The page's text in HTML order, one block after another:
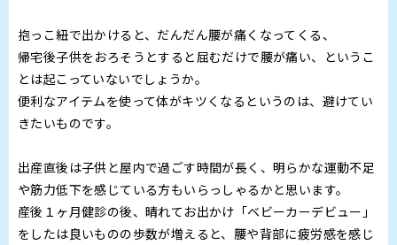
抱っこ紐で出かけると、だんだん腰が痛くなってくる、
帰宅後子供をおろそうとすると屈むだけで腰が痛い、というこ
とは起こっていないでしょうか。
便利なアイテムを使って体がキツくなるというのは、避けてい
きたいものです。
出産直後は子供と屋内で過ごす時間が長く、明らかな運動不足
や筋力低下を感じている方もいらっしゃるかと思います。
産後１ヶ月健診の後、晴れてお出かけ「ベビーカーデビュー」
をしたは良いものの歩数が増えると、腰や背部に疲労感を感じ